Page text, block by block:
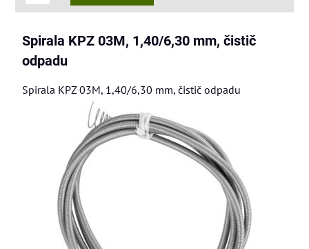
Spirala KPZ 03M, 1,40/6,30 mm, čistič
odpadu
Spirala KPZ 03M, 1,40/6,30 mm, čistič odpadu